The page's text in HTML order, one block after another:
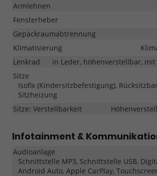
Armlehnen
Fensterheber
Gepäckraumabtrennung
Klimatisierung
Lenkrad
in Leder, höhenverstellbar,
Sitze
Isofix (Kindersitzbefestigung),
Sitzheizung
Sitze: Verstellbarkeit
Infotainment &
Audioanlage
Schnittstelle MP3, Schnittstelle USB,
Android Auto, Apple CarPlay,